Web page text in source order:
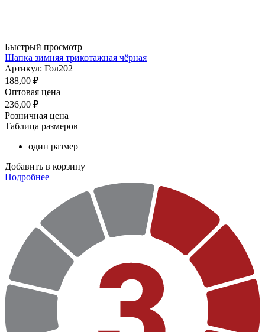
Быстрый просмотр
Шапка зимняя трикотажная чёрная
Артикул: Гол202
188,00 ₽
Оптовая цена
236,00 ₽
Розничная цена
Таблица размеров
один размер
Добавить в корзину
Подробнее